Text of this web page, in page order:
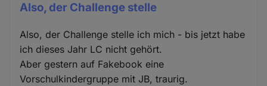
Also, der Challenge stelle
Also, der Challenge stelle ich mich - bis jetzt habe
ich dieses Jahr LC nicht gehört.
Aber gestern auf Fakebook eine
Vorschulkindergruppe mit JB, traurig.